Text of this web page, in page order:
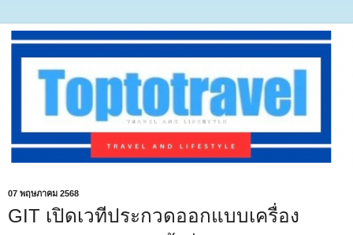
07 พฤษภาคม 2568
GIT เปิดเวทีประกวดออกแบบเครื่อง